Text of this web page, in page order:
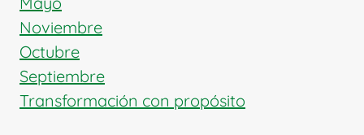
Noviembre
Octubre
Septiembre
Transformación con propósito